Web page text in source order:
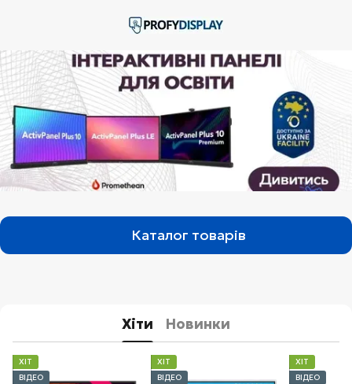
Каталог товарів
Хіти Новинки
ХІТ
ВІДЕО
ХІТ
ВІДЕО
ХІТ
ВІДЕО